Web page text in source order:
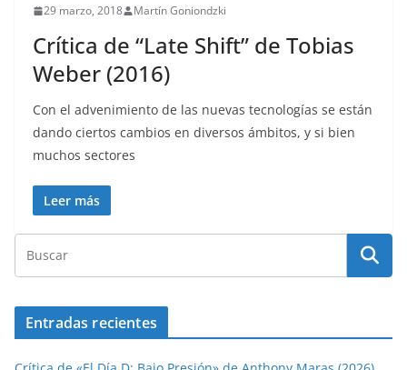
29 marzo, 2018 Martín Goniondzki
Crítica de “Late Shift” de Tobias
Weber (2016)
Con el advenimiento de las nuevas tecnologías se están
dando ciertos cambios en diversos ámbitos, y si bien
muchos sectores
Leer más
Entradas recientes